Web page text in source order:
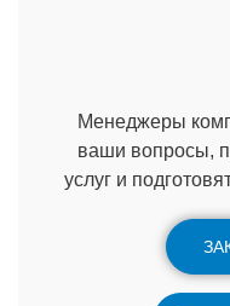
Менеджеры
аши вопросы,
услуг и